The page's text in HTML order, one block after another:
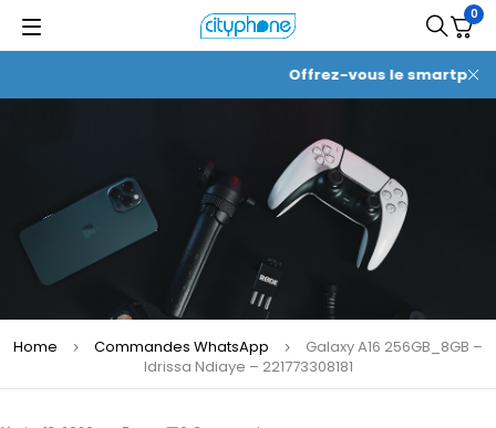
Offrez-vous le
0
Home Commandes WhatsApp
Galaxy A16 256GB_8GB –
Idrissa Ndiaye – 221773308181